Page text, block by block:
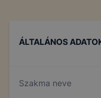
ÁLTALÁNOS
Szakma neve